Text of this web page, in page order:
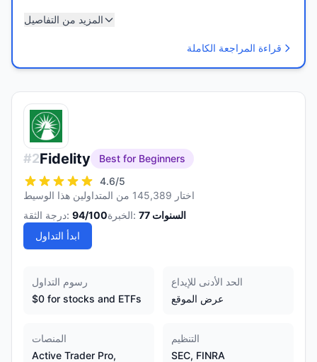
المزيد من التفاصيل
قراءة المراجعة الكاملة
#2Fidelity
Best for Beginners
4.6/5
اختار 145,389 من المتداولين هذا الوسيط
درجة الثقة: 94/100 الخبرة: 77 السنوات
ابدأ التداول
رسوم التداول
$0 for stocks and ETFs
الحد الأدنى للإيداع
عرض الموقع
المنصات
Active Trader Pro,
التنظيم
SEC, FINRA